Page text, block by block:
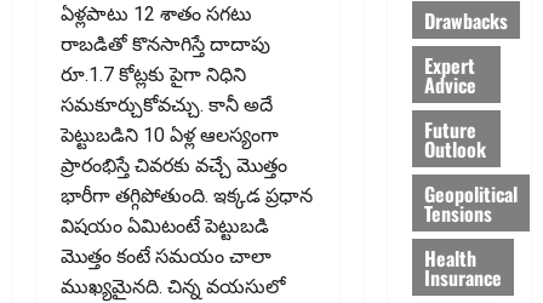
ఏళ్లపాటు 12 శాతం సగటు
రాబడితో కొనసాగిస్తే దాదాపు
రూ.1.7 కోట్లకు పైగా నిధిని
సమకూర్చుకోవచ్చు. కానీ అదే
పెట్టుబడిని 10 ఏళ్ల ఆలస్యంగా
ప్రారంభిస్తే చివరకు వచ్చే మొత్తం
భారీగా తగ్గిపోతుంది. ఇక్కడ ప్రధాన
విషయం ఏమిటంటే పెట్టుబడి
మొత్తం కంటే సమయం చాలా
ముఖ్యమైనది. చిన్న వయసులో
Drawbacks
Expert
Advice
Future
Outlook
Geopolitical
Tensions
Health
Insurance